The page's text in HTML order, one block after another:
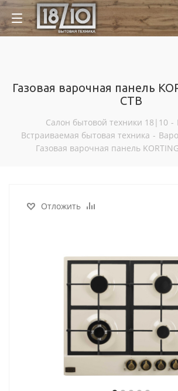
Газовая варочная панель
CTB
Салон бытовой техники 18|10 -
Встраиваемая бытовая техника -
Газовая варочная панель
Отложить